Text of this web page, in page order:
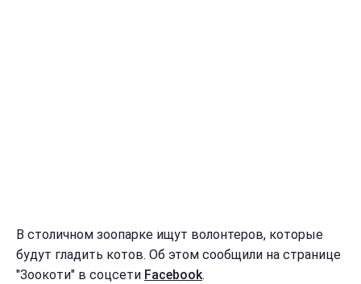
В столичном зоопарке ищут волонтеров, которые
будут гладить котов. Об этом сообщили на странице
"Зоокоти" в соцсети Facebook.